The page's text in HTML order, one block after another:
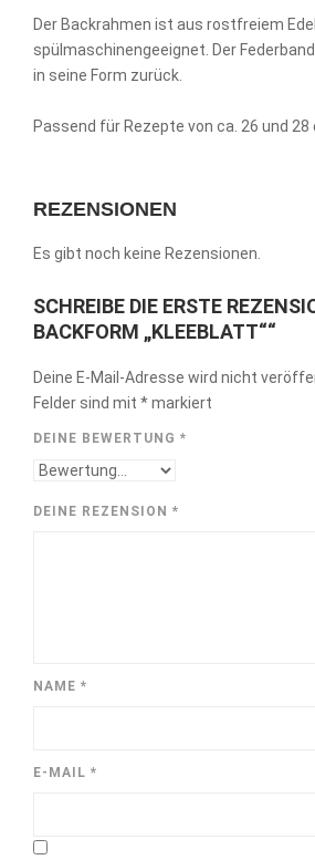
Der Backrahmen ist aus rostfreiem
spülmaschinengeeignet. Der
in seine Form zurück.
Passend für Rezepte von ca. 26 und
REZENSIONEN
Es gibt noch keine Rezensionen.
SCHREIBE DIE ERSTE
BACKFORM „KLEEBLATT““
Deine E-Mail-Adresse wird nicht
Felder sind mit *markiert
DEINE BEWERTUNG *
DEINE REZENSION *
NAME *
E-MAIL *